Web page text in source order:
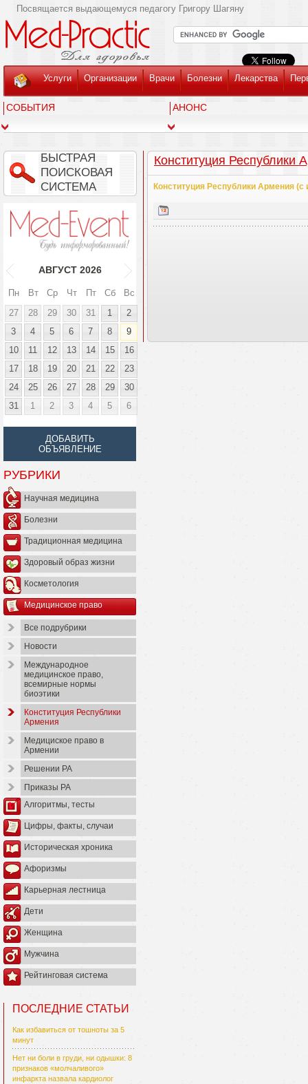
Посвящается выдающемуся педагогу Григору Шагяну
Услуги Организации Врачи Болезни Лекарства
СОБЫТИЯ АНОНС
БЫСТРАЯ
ПОИСКОВАЯ
СИСТЕМА
АВГУСТ 2026
Пн Вт Ср Чт Пт Сб
Вс
27
28 29 30 31 1
2
3
4 5 6 7 8
9
10
11 12 13 14 15
16
17
18 19 20 21 22
23
24
25 26 27 28 29
30
31
1 2 3 4 5 6
ДОБАВИТЬ
ОБЪЯВЛЕНИЕ
РУБРИКИ
Научная медицина
Болезни
Традиционная медицина
Здоровый образ жизни
Косметология
Медицинское право
Все подрубрики
Новости
Международное
медицинское право,
всемирные нормы
биоэтики
Конституция Республики
Армения
Медициское право в
Армении
Решении РА
Приказы РА
Алгоритмы, тесты
Цифры, факты, случаи
Историческая хроника
Афоризмы
Карьерная лестница
Дети
Женщина
Мужчина
Рейтинговая система
ПОСЛЕДНИЕ СТАТЬИ
Как избавиться от тошноты за 5
минут
Нет ни боли в груди, ни одышки: 8
признаков «молчаливого»
инфаркта назвала кардиолог
Конституция Республики
Конституция Республики Армения (с